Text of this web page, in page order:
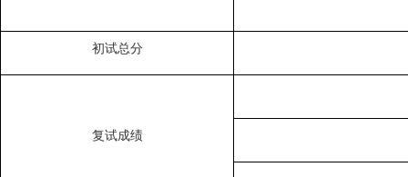
初试总分
复试成绩